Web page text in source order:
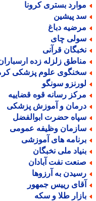
بستری کرونا
پیشین
دباغ
چای
قرآنی
زلزله زده ارسباران
علوم پزشکی کرمان
سونگو
رسانه قوه قضاییه
و آموزش پزشکی
حضرت ابوالفضل
وظیفه عمومی
های آموزشی
ملی نخبگان
نفت آبادان
به آرزوها
رییس جمهور
طلا و سکه